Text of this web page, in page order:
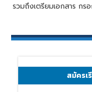
รวมถึงเตรียมเอกสาร กร
สมัครเ